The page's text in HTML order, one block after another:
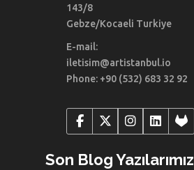
143/8
Gebze/Kocaeli Turkiye
E-mail:
iletisim@artistanbul.io
Phone: +90 (532) 683 32 92
Son Blog Yazılarımız